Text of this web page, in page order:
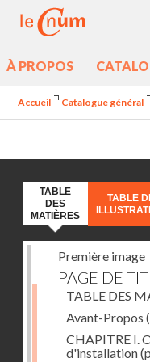
À PROPOS
Accueil Catalogue général
TABLE
DES
MATIÈRES
TABLE
Première image
PAGE DE
TABLE DES
Avant-Propos
CHAPITRE I.
d'installation